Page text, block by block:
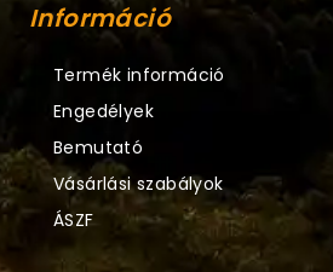
Információ
Termék információ
Engedélyek
Bemutató
Vásárlási szabályok
ÁSZF